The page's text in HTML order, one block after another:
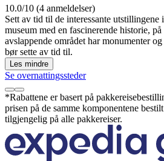
10.0/10 (4 anmeldelser)
Sett av tid til de interessante
museum med en fascinerende historie,
avslappende området har monumenter
bør sette av tid til.
Les mindre
Se overnattingssteder
*Rabattene er basert på
prisen på de samme komponentene
tilgjengelig på alle pakkereiser.